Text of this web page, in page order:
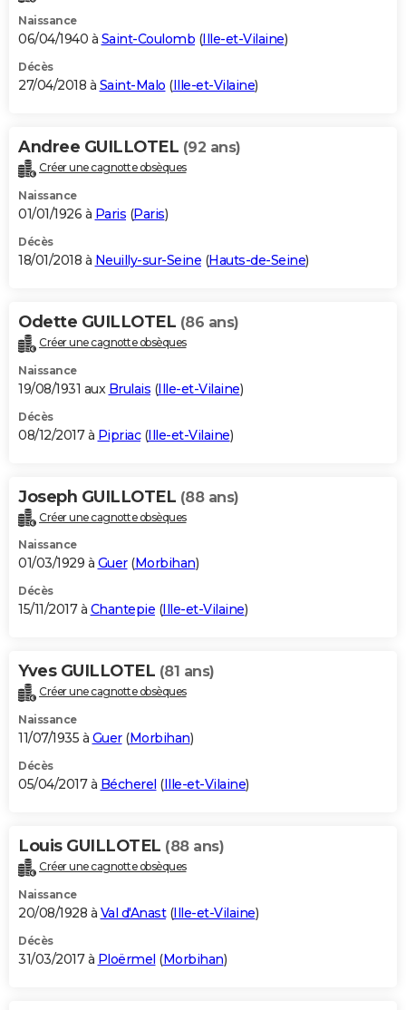
Naissance
06/04/1940 à Saint-Coulomb (Ille-et-Vilaine)
Décès
27/04/2018 à Saint-Malo (Ille-et-Vilaine)
Andree GUILLOTEL (92 ans)
Créer une cagnotte obsèques
Naissance
01/01/1926 à Paris (Paris)
Décès
18/01/2018 à Neuilly-sur-Seine (Hauts-de-Seine)
Odette GUILLOTEL (86 ans)
Créer une cagnotte obsèques
Naissance
19/08/1931 aux Brulais (Ille-et-Vilaine)
Décès
08/12/2017 à Pipriac(Ille-et-Vilaine)
Joseph GUILLOTEL (88 ans)
Créer une cagnotte obsèques
Naissance
01/03/1929 à Guer(Morbihan)
Décès
15/11/2017 à Chantepie (Ille-et-Vilaine)
Yves GUILLOTEL (81 ans)
Créer une cagnotte obsèques
Naissance
11/07/1935 à Guer(Morbihan)
Décès
05/04/2017 à Bécherel (Ille-et-Vilaine)
Louis GUILLOTEL (88 ans)
Créer une cagnotte obsèques
Naissance
20/08/1928 à Val d'Anast(Ille-et-Vilaine)
Décès
31/03/2017 à Ploërmel (Morbihan)